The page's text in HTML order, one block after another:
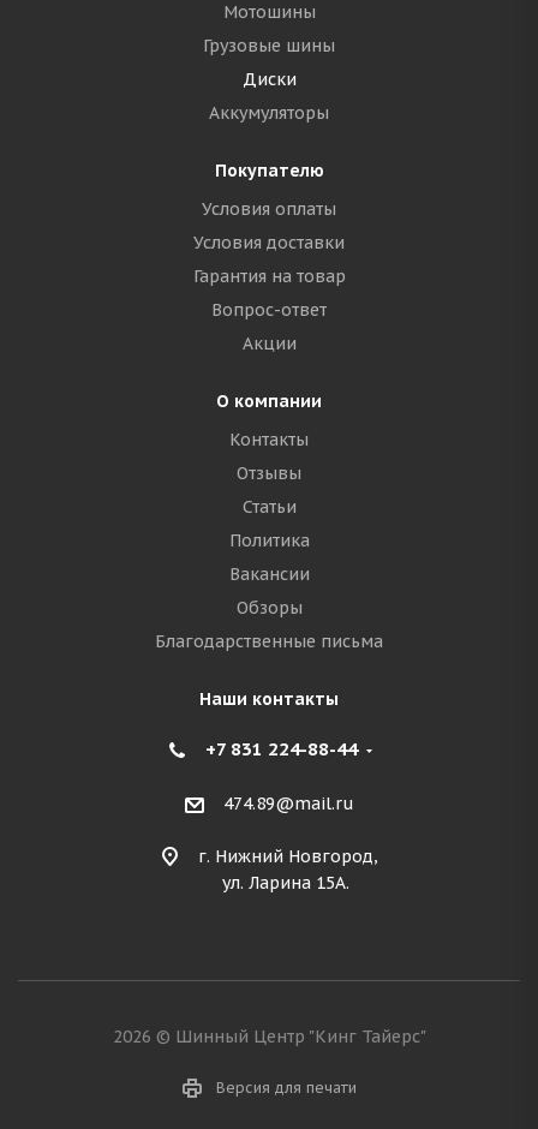
Мотошины
Грузовые шины
Диски
Аккумуляторы
Покупателю
Условия оплаты
Условия доставки
Гарантия на товар
Вопрос-ответ
Акции
О компании
Контакты
Отзывы
Статьи
Политика
Вакансии
Обзоры
Благодарственные письма
Наши контакты
+7 831 224-88-44
474.89@mail.ru
г. Нижний Новгород,
ул. Ларина 15А.
2026 © Шинный Центр "Кинг Тайерс"
Версия для печати